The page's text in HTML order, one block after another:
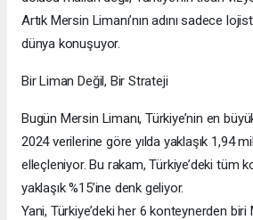
Artık Mersin Limanı’nın adını sadece
dünya konuşuyor.
Bir Liman Değil, Bir Strateji
Bugün Mersin Limanı, Türkiye’nin en
2024 verilerine göre yılda yaklaşık 1,94
elleçleniyor. Bu rakam, Türkiye’deki tüm
yaklaşık %15’ine denk geliyor.
Yani, Türkiye’deki her 6 konteynerden biri